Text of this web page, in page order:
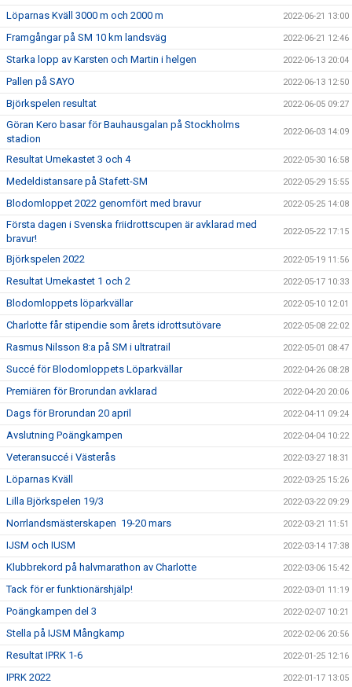
Löparnas Kväll 3000 m och 2000 m 2022-06-21 13:00
Framgångar på SM 10 km landsväg 2022-06-21 12:46
Starka lopp av Karsten och Martin i helgen 2022-06-13 20:04
Pallen på SAYO 2022-06-13 12:50
Björkspelen resultat 2022-06-05 09:27
Göran Kero basar för Bauhausgalan på Stockholms
stadion
2022-06-03 14:09
Resultat Umekastet 3 och 4 2022-05-30 16:58
Medeldistansare på Stafett-SM 2022-05-29 15:55
Blodomloppet 2022 genomfört med bravur 2022-05-25 14:08
Första dagen i Svenska friidrottscupen är avklarad med
bravur!
2022-05-22 17:15
Björkspelen 2022 2022-05-19 11:56
Resultat Umekastet 1 och 2 2022-05-17 10:33
Blodomloppets löparkvällar 2022-05-10 12:01
Charlotte får stipendie som årets idrottsutövare 2022-05-08 22:02
Rasmus Nilsson 8:a på SM i ultratrail 2022-05-01 08:47
Succé för Blodomloppets Löparkvällar 2022-04-26 08:28
Premiären för Brorundan avklarad 2022-04-20 20:06
Dags för Brorundan 20 april 2022-04-11 09:24
Avslutning Poängkampen 2022-04-04 10:22
Veteransuccé i Västerås 2022-03-27 18:31
Löparnas Kväll 2022-03-25 15:26
Lilla Björkspelen 19/3 2022-03-22 09:29
Norrlandsmästerskapen 19-20 mars 2022-03-21 11:51
IJSM och IUSM 2022-03-14 17:38
Klubbrekord på halvmarathon av Charlotte 2022-03-06 15:42
Tack för er funktionärshjälp! 2022-03-01 11:19
Poängkampen del 3 2022-02-07 10:21
Stella på IJSM Mångkamp 2022-02-06 20:56
Resultat IPRK 1-6 2022-01-25 12:16
IPRK 2022 2022-01-17 13:05